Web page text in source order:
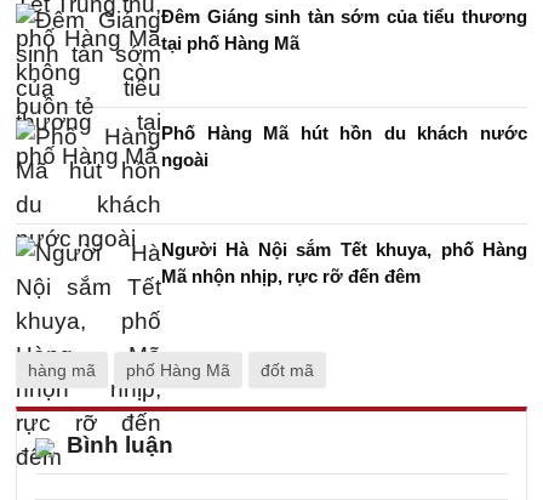
Đêm Giáng sinh tàn sớm của tiểu thương
tại phố Hàng Mã
Phố Hàng Mã hút hồn du khách nước
ngoài
Người Hà Nội sắm Tết khuya, phố Hàng
Mã nhộn nhịp, rực rỡ đến đêm
hàng mã phố Hàng Mã đốt mã
Bình luận